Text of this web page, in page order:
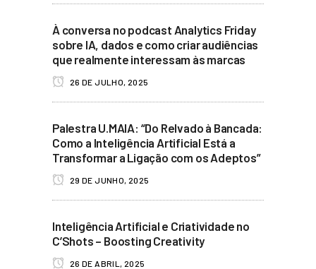
À conversa no podcast Analytics Friday
sobre IA, dados e como criar audiências
que realmente interessam às marcas
26 DE JULHO, 2025
Palestra U.MAIA: “Do Relvado à Bancada:
Como a Inteligência Artificial Está a
Transformar a Ligação com os Adeptos”
29 DE JUNHO, 2025
Inteligência Artificial e Criatividade no
C’Shots – Boosting Creativity
26 DE ABRIL, 2025